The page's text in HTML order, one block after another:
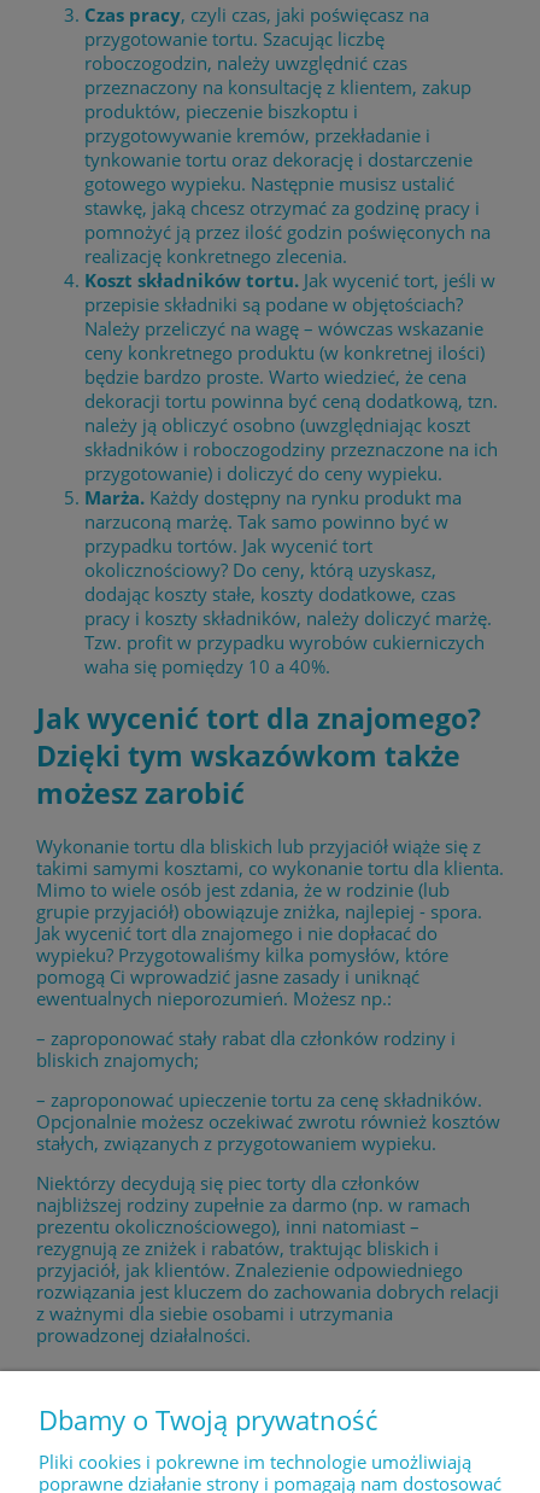
Czas pracy, czyli czas, jaki poświęcasz na
przygotowanie tortu. Szacując liczbę
roboczogodzin, należy uwzględnić czas
przeznaczony na konsultację z klientem, zakup
produktów, pieczenie biszkoptu i
przygotowywanie kremów, przekładanie i
tynkowanie tortu oraz dekorację i dostarczenie
gotowego wypieku. Następnie musisz ustalić
stawkę, jaką chcesz otrzymać za godzinę pracy i
pomnożyć ją przez ilość godzin poświęconych na
realizację konkretnego zlecenia.
Koszt składników tortu. Jak wycenić tort, jeśli w
przepisie składniki są podane w objętościach?
Należy przeliczyć na wagę – wówczas wskazanie
ceny konkretnego produktu (w konkretnej ilości)
będzie bardzo proste. Warto wiedzieć, że cena
dekoracji tortu powinna być ceną dodatkową, tzn.
należy ją obliczyć osobno (uwzględniając koszt
składników i roboczogodziny przeznaczone na ich
przygotowanie) i doliczyć do ceny wypieku.
Marża. Każdy dostępny na rynku produkt ma
narzuconą marżę. Tak samo powinno być w
przypadku tortów. Jak wycenić tort
okolicznościowy? Do ceny, którą uzyskasz,
dodając koszty stałe, koszty dodatkowe, czas
pracy i koszty składników, należy doliczyć marżę.
Tzw. profit w przypadku wyrobów cukierniczych
waha się pomiędzy 10 a 40%.
Jak wycenić tort dla znajomego?
Dzięki tym wskazówkom także
możesz zarobić
Wykonanie tortu dla bliskich lub przyjaciół wiąże się z
takimi samymi kosztami, co wykonanie tortu dla klienta.
Mimo to wiele osób jest zdania, że w rodzinie (lub
grupie przyjaciół) obowiązuje zniżka, najlepiej - spora.
Jak wycenić tort dla znajomego i nie dopłacać do
wypieku? Przygotowaliśmy kilka pomysłów, które
pomogą Ci wprowadzić jasne zasady i uniknąć
ewentualnych nieporozumień. Możesz np.:
– zaproponować stały rabat dla członków rodziny i
bliskich znajomych;
– zaproponować upieczenie tortu za cenę składników.
Opcjonalnie możesz oczekiwać zwrotu również kosztów
stałych, związanych z przygotowaniem wypieku.
Niektórzy decydują się piec torty dla członków
najbliższej rodziny zupełnie za darmo (np. w ramach
prezentu okolicznościowego), inni natomiast –
rezygnują ze zniżek i rabatów, traktując bliskich i
przyjaciół, jak klientów. Znalezienie odpowiedniego
rozwiązania jest kluczem do zachowania dobrych relacji
z ważnymi dla siebie osobami i utrzymania
prowadzonej działalności.
POMOC
Dbamy o Twoją prywatność
Pliki cookies i pokrewne im technologie umożliwiają
poprawne działanie strony i pomagają nam dostosować